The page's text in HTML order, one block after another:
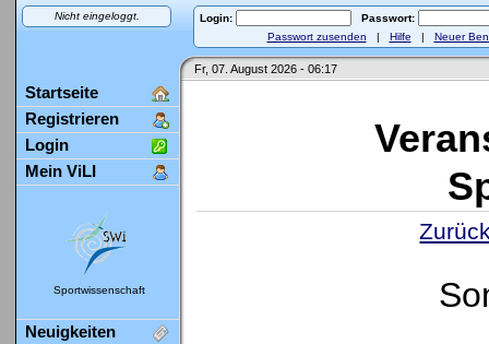
Nicht eingeloggt. Login:
Passwort:
Passwort zusenden | Hilfe | Neuer
Fr, 07. August 2026 - 06:17
Startseite
Registrieren
Login
Mein ViLI
Sportwissenschaft
Neuigkeiten